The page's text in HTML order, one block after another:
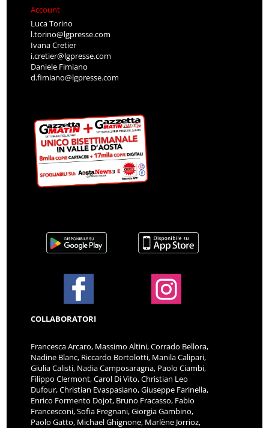
Account
Luca Torino
l.torino@lgpresse.com
Ivana Cretier
i.cretier@lgpresse.com
Daniele Fimiano
d.fimiano@lgpresse.com
COLLABORATORI
Francesca Arcaro, Massimo Altini, Corrado Bellora,
Nadine Blanc, Riccardo Bortolotti, Manila Calipari,
Giulia Calisti, Nadia Camposaragna, Paolo Ciambi,
Filippo Clermont, Carol Di Vito, Christian Leo
Dufour, Christian Evaspasiano, Giuseppe Farinella,
Enrico Formento Dojot, Bruno Fracasso, Fabio
Francesconi, Sofia Fregnani, Giorgia Gambino,
Paolo Gatto, Michael Ghignone, Marlène Jorrioz,